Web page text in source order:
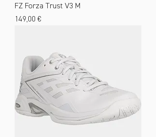
FZ Forza Trust V3 M
Preis
149,00 €